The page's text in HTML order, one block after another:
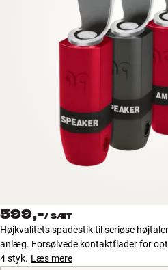
INSPIRATION
MÆRKER
NYHEDER
TILBUD
Log ind
Kundeservice
Byg med Lyd
599,-/ SÆT
Højkvalitets spadestik til seriøse
anlæg. Forsølvede kontaktflader for
4 styk. Læs mere